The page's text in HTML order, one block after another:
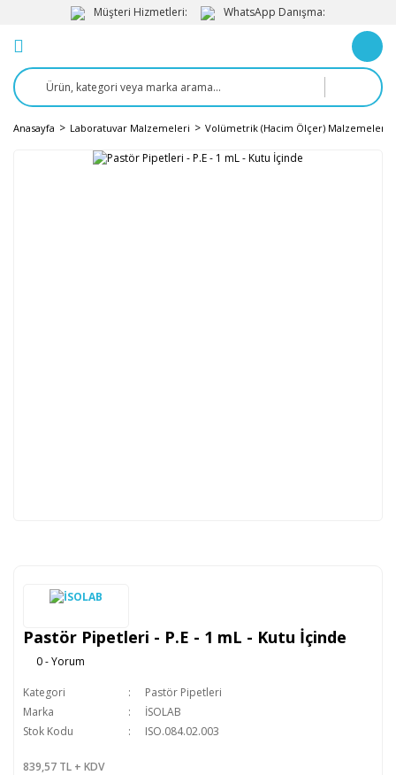
Müşteri Hizmetleri: WhatsApp Danışma:
Anasayfa Laboratuvar Malzemeleri Volümetrik (Hacim Ölçer) Malzemeler
Pastör Pipetleri - P.E - 1 mL - Kutu İçinde
0 - Yorum
Kategori
Pastör Pipetleri
Marka
İSOLAB
Stok Kodu
ISO.084.02.003
839,57 TL + KDV